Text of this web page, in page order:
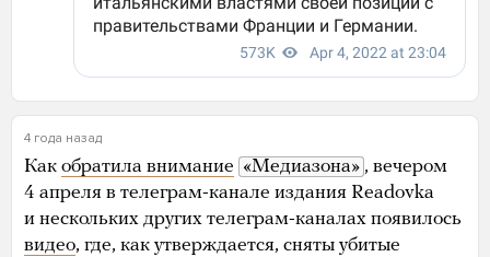
4 года назад
Как обратила внимание «Медиазона» , вечером
4 апреля в телеграм-канале издания Readovka
и нескольких других телеграм-каналах появилось
видео, где, как утверждается, сняты убитые